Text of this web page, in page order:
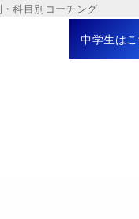
科目別コーチング
中学生は